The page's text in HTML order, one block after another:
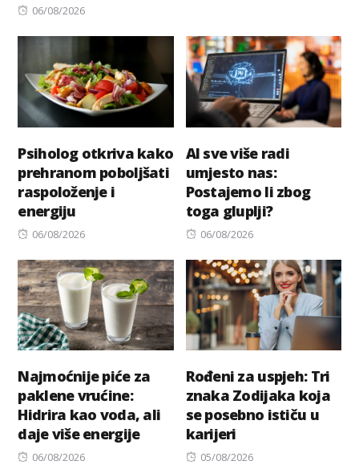
Posted
06/08/2026
Psiholog otkriva kako
prehranom poboljšati
raspoloženje i
energiju
Posted
06/08/2026
AI sve više radi
umjesto nas:
Postajemo li zbog
toga gluplji?
Posted
06/08/2026
Najmoćnije piće za
paklene vrućine:
Hidrira kao voda, ali
daje više energije
Posted
06/08/2026
Rođeni za uspjeh: Tri
znaka Zodijaka koja
se posebno ističu u
karijeri
Posted
05/08/2026